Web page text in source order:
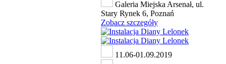
Galeria Miejska Arsenał, ul.
Stary Rynek 6, Poznań
Zobacz szczegóły
11.06-01.09.2019